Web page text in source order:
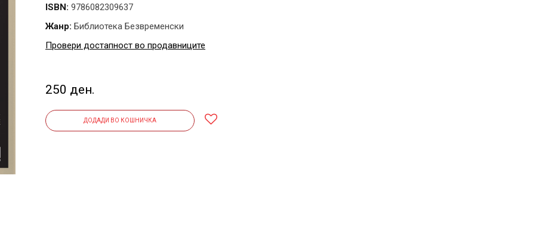
ISBN: 9786082309637
Жанр: Библиотека Безвременски
Провери достапност во продавниците
250 ден.
ДОДАДИ ВО КОШНИЧКА